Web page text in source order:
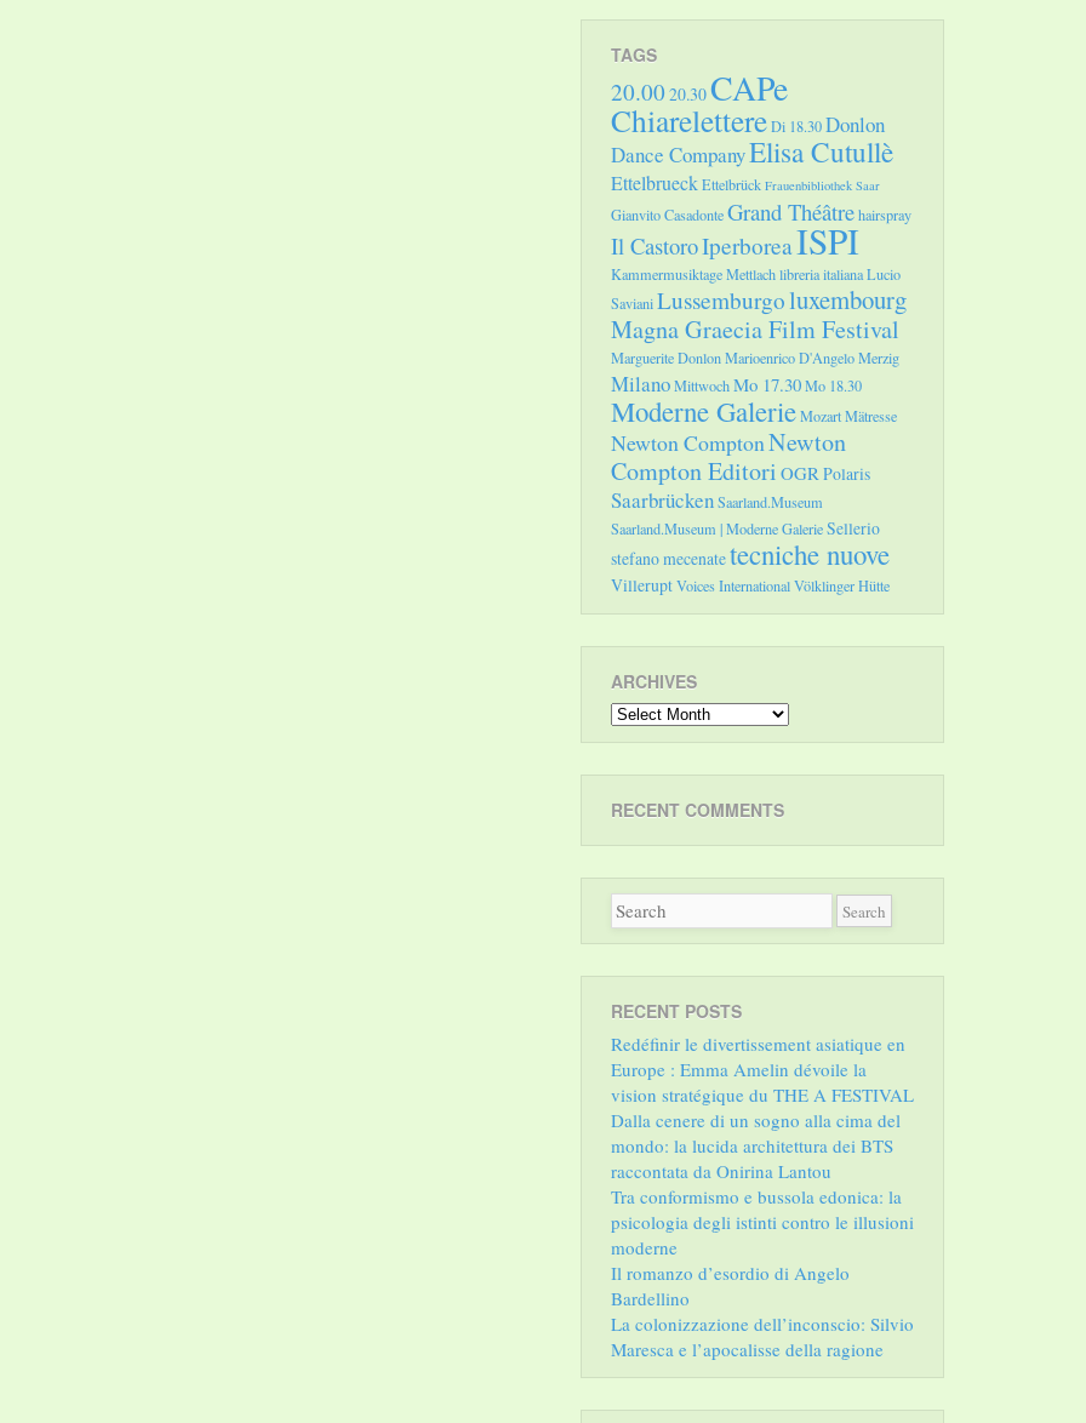
TAGS
20.00 20.30CAPe
ChiarelettereDi 18.30Donlon
Dance CompanyElisa Cutullè
EttelbrueckEttelbrück Frauenbibliothek Saar
Gianvito CasadonteGrand Théâtrehairspray
Il CastoroIperboreaISPI
Kammermusiktage Mettlachlibreria italianaLucio
SavianiLussemburgoluxembourg
Magna Graecia Film Festival
Marguerite DonlonMarioenrico D'AngeloMerzig
MilanoMittwochMo 17.30Mo 18.30
Moderne GalerieMozartMätresse
Newton ComptonNewton
Compton Editori OGRPolaris
SaarbrückenSaarland.Museum
Saarland.Museum | Moderne GalerieSellerio
stefano mecenatetecniche nuove
VilleruptVoices InternationalVölklinger Hütte
ARCHIVES
Archives
RECENT COMMENTS
RECENT POSTS
Redéfinir le divertissement asiatique en
Europe : Emma Amelin dévoile la
vision stratégique du THE A FESTIVAL
Dalla cenere di un sogno alla cima del
mondo: la lucida architettura dei BTS
raccontata da Onirina Lantou
Tra conformismo e bussola edonica: la
psicologia degli istinti contro le illusioni
moderne
Il romanzo d’esordio di Angelo
Bardellino
La colonizzazione dell’inconscio: Silvio
Maresca e l’apocalisse della ragione